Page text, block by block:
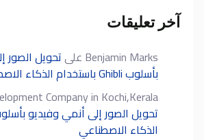
آخر تعليقات
Benjamin Marks علىتحويل الصور
بأسلوب Ghibli باستخدام الذكاء الاصطناعي
Company in Kochi,Kerala
الذكاء الاصطناعي